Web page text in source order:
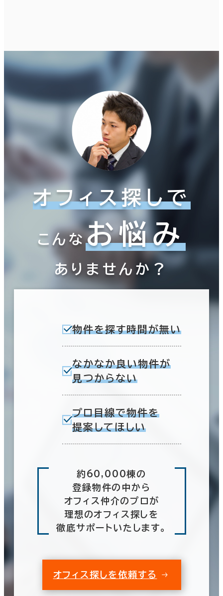
オフィス探しで
こんなお悩み
ありませんか？
物件を探す時間が無い
なかなか良い物件が
見つからない
プロ目線で物件を
提案してほしい
約60,000棟の
登録物件の中から
オフィス仲介のプロが
理想のオフィス探しを
徹底サポートいたします。
オフィス探しを依頼する